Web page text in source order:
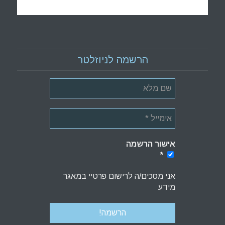
הרשמה לניוזלטר
אישור הרשמה
*
אני מסכים/ה לרישום פרטיי במאגר
מידע